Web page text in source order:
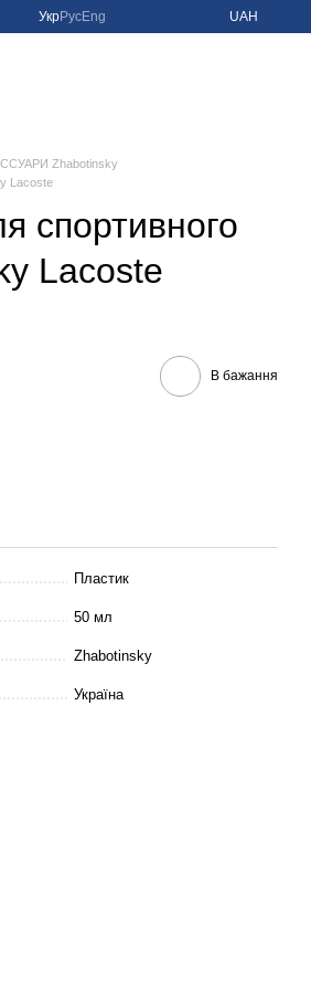
УкрРусEng UAH
Zhabotinsky
Lacoste
спортивного
Lacoste
В бажання
Пластик
50 мл
Zhabotinsky
Україна